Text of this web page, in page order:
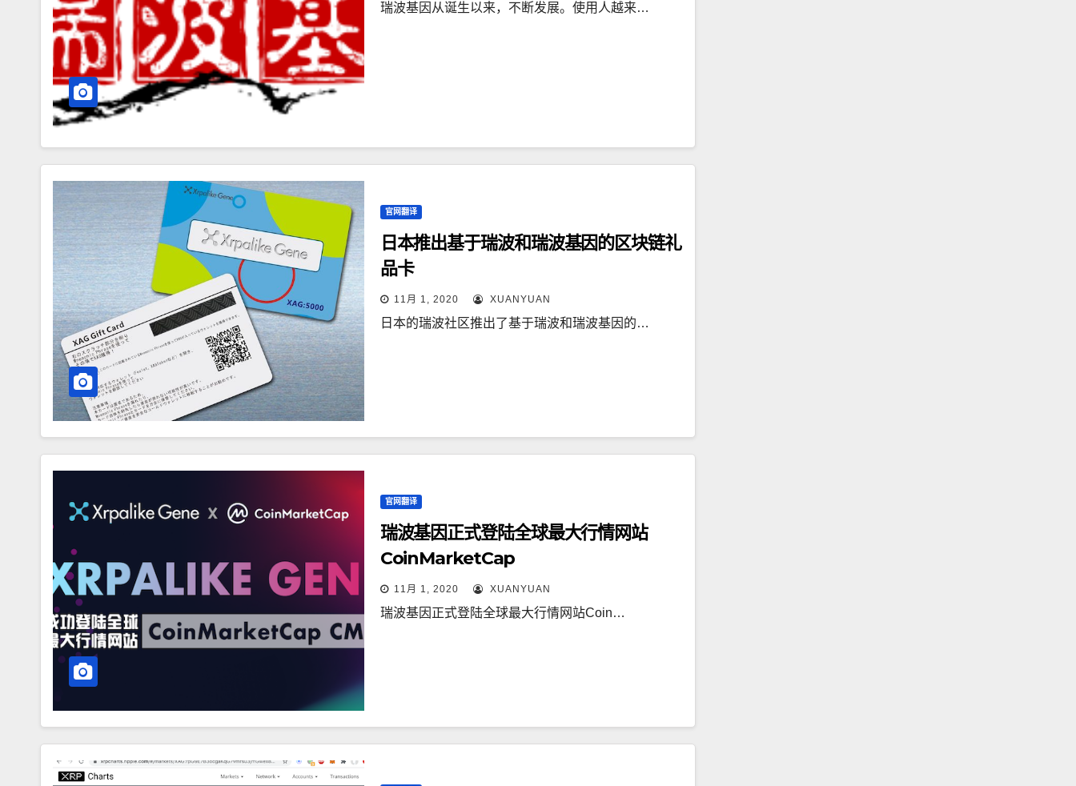
瑞波基因从诞生以来，不断发展。使用人越来…
官网翻译
日本推出基于瑞波和瑞波基因的区块链礼
品卡
11月 1, 2020 XUANYUAN
日本的瑞波社区推出了基于瑞波和瑞波基因的…
官网翻译
瑞波基因正式登陆全球最大行情网站
CoinMarketCap
11月 1, 2020 XUANYUAN
瑞波基因正式登陆全球最大行情网站Coin…